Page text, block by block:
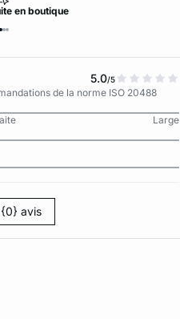
en boutique
5.0/5
de la norme ISO 20488
Large
avis